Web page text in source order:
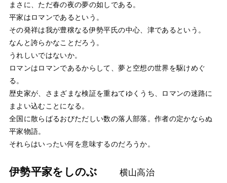
まさに、ただ春の夜の夢の如しである。
平家はロマンであるという。
その発祥は我が豊穣なる伊勢平氏の中心、津であるという。
なんと誇らかなことだろう。
うれしいではないか。
ロマンはロマンであるからして、夢と空想の世界を駆けめぐ
る。
歴史家が、さまざまな検証を重ねてゆくうち、ロマンの迷路に
まよい込むことになる。
全国に散らばるおびただしい数の落人部落。作者の定かならぬ
平家物語。
それらはいったい何を意味するのだろうか。
伊勢平家をしのぶ 横山高治